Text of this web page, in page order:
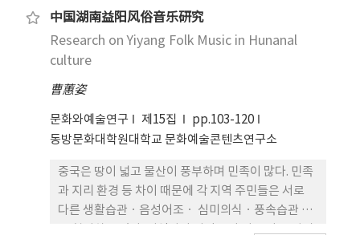
中国湖南益阳风俗音乐研究
Research on Yiyang Folk Music in Hunanal
culture
曹蕙姿
문화와예술연구 제15집
pp.103-120
동방문화대학원대학교 문화예술콘텐츠연구소
중국은 땅이 넓고 물산이 풍부하며 민족이 많다. 민족
과 지리 환경 등 차이 때문에 각 지역 주민들은 서로
다른 생활습관ㆍ음성어조ㆍ 심미의식ㆍ풍속습관 등